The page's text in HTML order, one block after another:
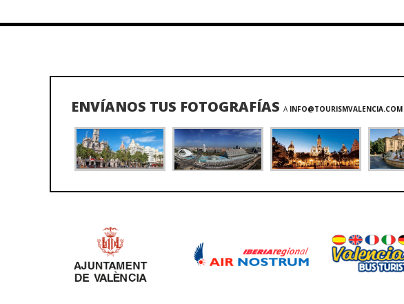
ENVÍANOS TUS FOTOGRAFÍAS A INFO@TOURISMVALENCIA.COM